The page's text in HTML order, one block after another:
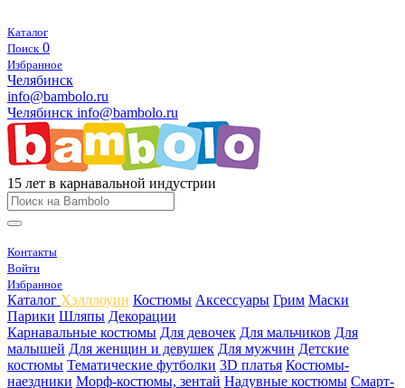
Каталог
Поиск 0
Избранное
Челябинск
info@bambolo.ru
Челябинск info@bambolo.ru
15 лет в карнавальной индустрии
Контакты
Войти
Избранное
Каталог Хэлллоуин Костюмы Аксессуары Грим Маски
Парики Шляпы Декорации
Карнавальные костюмы Для девочек Для мальчиков Для
малышей Для женщин и девушек Для мужчин Детские
костюмы Тематические футболки 3D платья Костюмы-
наездники Морф-костюмы, зентай Надувные костюмы Смарт-